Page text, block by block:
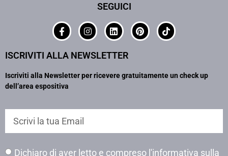
SEGUICI
ISCRIVITI ALLA NEWSLETTER
Iscriviti alla Newsletter per ricevere gratuitamente un check up
dell’area espositiva
Dichiaro di aver letto e compreso l'informativa sulla